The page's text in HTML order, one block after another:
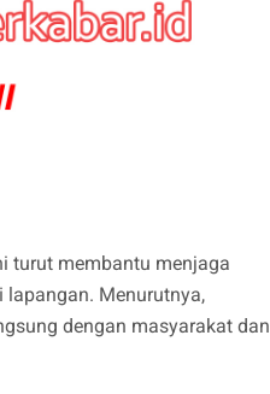
turut membantu menjaga
Menurutnya,
dengan masyarakat dan